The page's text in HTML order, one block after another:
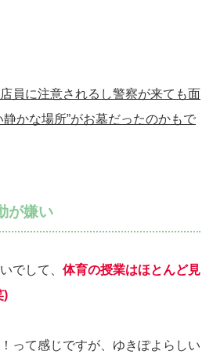
員に注意されるし警察が来ても面
かな場所”がお墓だったのかもで
が嫌い
でして、 体育の授業はほとんど見
)
って感じですが、ゆきぽよらしい